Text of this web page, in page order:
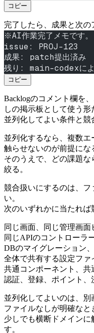
コピー
完了したら、成果と次の
※AI作業完了メモです。
issue: PROJ-123
成果: patch提出済み
残り: main-codexによ
コピー
Backlogのコメント欄を
しの掲示板として使う形
並列化してよい条件と競
並列化するなら、複数
触らせないのが前提にな
そのうえで、どの課題
絞る。
競合扱いにするのは、
い。
次のいずれかに当たれば
同じ画面、同じ管理画面
同じAPIのコントローラ
DBのマイグレーション
全体で共有する設定ファ
共通コンポーネント、共
認証、登録、ポイント
並列化してよいのは、
ファイルなしが明確なと
少しでも横断ドメイン
す。